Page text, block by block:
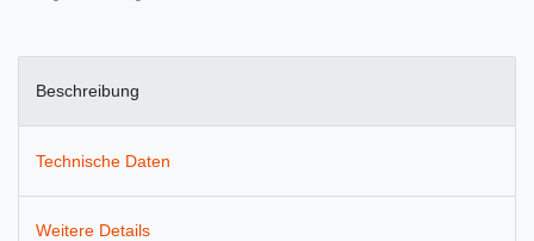
Beschreibung
Technische Daten
Weitere Details